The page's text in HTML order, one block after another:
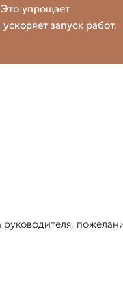
упрощает
запуск работ.